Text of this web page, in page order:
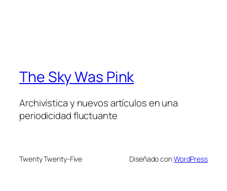
The Sky Was Pink
Archivística y nuevos artículos en una
periodicidad fluctuante
Twenty Twenty-Five Diseñado conWordPress